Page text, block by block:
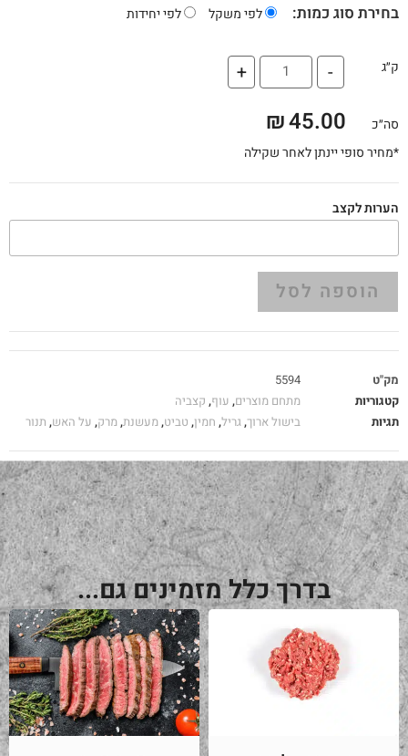
בחירת סוג כמות: לפי משקל לפי יחידות
ק״ג -
+
סה״כ 45.00
₪
*מחיר סופי יינתן לאחר שקילה
הערות לקצב
הוספה לסל
מק"ט
5594
קטגוריות
מתחם מוצרים, עוף, קצביה
תגיות
בישול ארוך,גריל, חמין, טביט,מעשנת,מרק, על האש, תנור
בדרך כלל מזמינים גם...